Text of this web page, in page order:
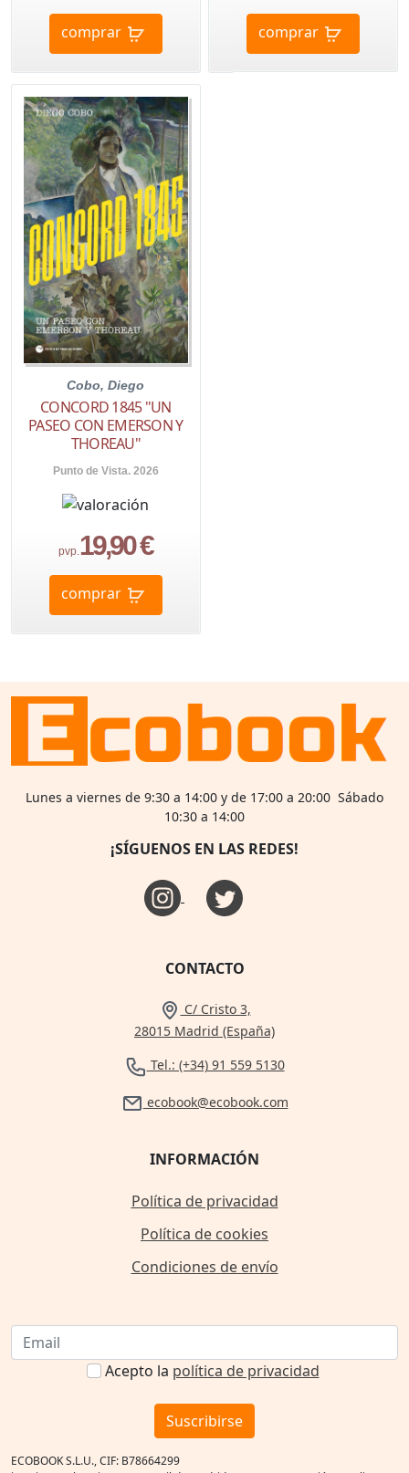
comprar comprar
Cobo, Diego
CONCORD 1845 "UN
PASEO CON EMERSON Y
THOREAU"
Punto de Vista. 2026
pvp.19,90 €
comprar
Lunes a viernes de 9:30 a 14:00 y de 17:00 a 20:00 Sábado
10:30 a 14:00
¡SÍGUENOS EN LAS REDES!
CONTACTO
C/ Cristo 3,
28015 Madrid (España)
Tel.: (+34) 91 559 5130
ecobook@ecobook.com
INFORMACIÓN
Política de privacidad
Política de cookies
Condiciones de envío
Acepto la política de privacidad
Suscribirse
ECOBOOK S.L.U., CIF: B78664299